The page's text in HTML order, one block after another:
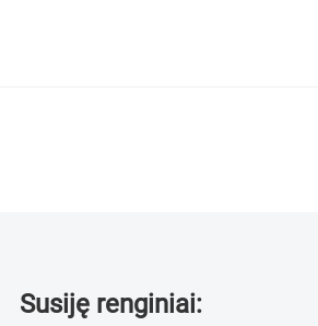
Susiję renginiai: